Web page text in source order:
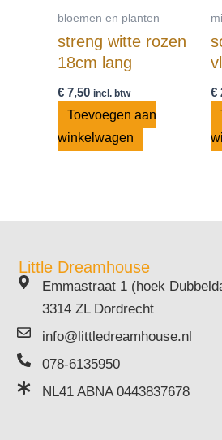
bloemen en planten
streng witte rozen
18cm lang
€ 7,50 incl. btw
Toevoegen aan
winkelwagen
€
Little Dreamhouse
Emmastraat 1 (hoek
3314 ZL Dordrecht
info@littledreamhouse.nl
078-6135950
NL41 ABNA 0443837678